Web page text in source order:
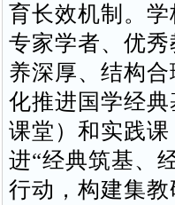
育长效机制。
专家学者、优
养深厚、结构
化推进国学经
课堂）和实践
进“经典筑基、
行动，构建集